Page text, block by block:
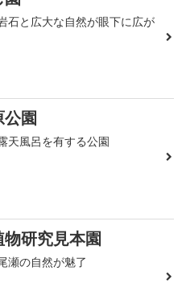
石と広大な自然が眼下に広が
公園
天風呂を有する公園
研究見本園
瀬の自然が魅了